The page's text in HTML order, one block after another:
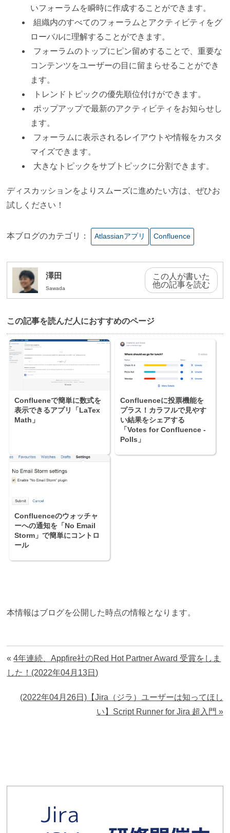
いフォーラムを瞬時に作成することができます。
組織内のすべてのフォーラムとアクティビティをグ
ローバルに理解することができます。
フォーラムのトップにピン留めすることで、重要な
コンテンツをユーザーの目に留まらせることができ
ます。
トレンドトピックの優先順位付けができます。
ポップアップで最新のアクティビティをお知らせし
ます。
フォーラムに表示されるレイアウトや情報をカスタ
マイズできます。
大きなトピックをサブトピックに分割できます。
ディスカッションをよりスムーズに進めたい方は、ぜひお
試しください！
本ブログのカテゴリ： Atlassianアプリ Confluence
澤田
Sawada
この人が書いた
他の記事を読む
この記事を読んだ⼈におすすめのページ
Conflueneで簡単に数式を
表示できるアプリ「LaTex
Math」
Confluenceに投票機能を
プラス！カラフルで見やす
い結果をシェアする
「Votes for Confluence -
Polls」
Confluenceのウォッチャ
ーへの通知を「No Email
Storm」で簡単にコントロ
ール
本情報はブログを公開した時点の情報となります。
«4年連続、Appfire社のRed Hot Partner Award 受賞をしま
した！(2022年04月13日)
(2022年04月26日)【Jira（ジラ）ユーザーは知ってほし
い】Script Runner for Jira 超入門 »